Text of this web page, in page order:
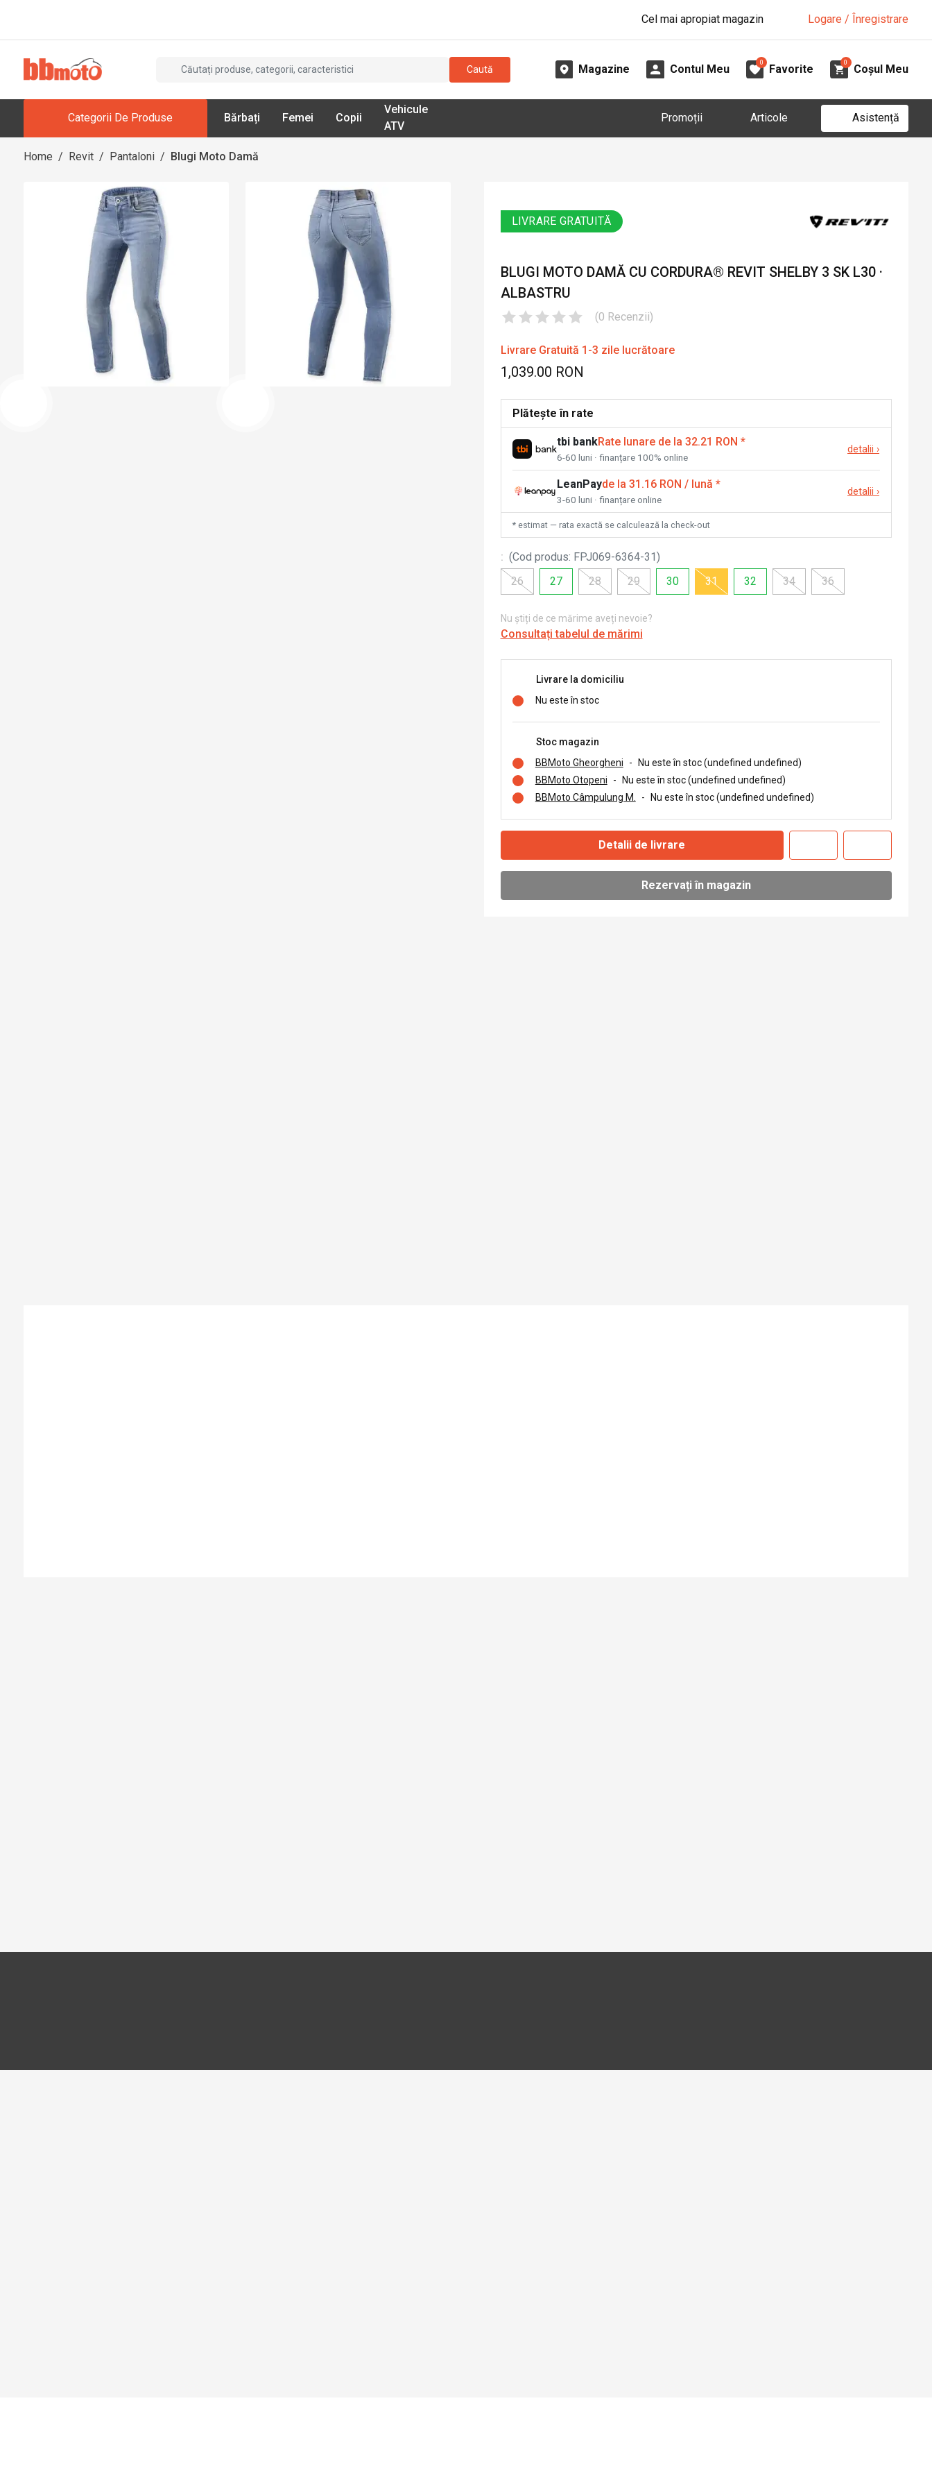
Cel mai apropiat magazin Logare / Înregistrare
Caută Magazine Contul Meu
0
Favorite
0
Coșul Meu
Categorii De Produse Bărbați Femei Copii
Vehicule
ATV
Promoții Articole Asistență
Home / Revit / Pantaloni / Blugi Moto Damă
LIVRARE GRATUITĂ
BLUGI MOTO DAMĂ CU CORDURA® REVIT SHELBY 3 SK L30 ·
ALBASTRU
(0 Recenzii)
Livrare Gratuită 1-3 zile lucrătoare
1,039.00 RON
Plătește în rate
tbi bankRate lunare de la 32.21 RON *
6-60 luni · finanțare 100% online
detalii ›
LeanPayde la 31.16 RON / lună *
3-60 luni · finanțare online
detalii ›
* estimat — rata exactă se calculează la check-out
: (Cod produs: FPJ069-6364-31)
26
27 28 29 30 31 32 34 36
Nu știți de ce mărime aveți nevoie?
Consultați tabelul de mărimi
Livrare la domiciliu
Nu este în stoc
Stoc magazin
BBMoto Gheorgheni
-
Nu este în stoc (undefined undefined)
BBMoto Otopeni
-
Nu este în stoc (undefined undefined)
BBMoto Câmpulung M.
- Nu este în stoc (undefined undefined)
Detalii de livrare
Rezervați în magazin